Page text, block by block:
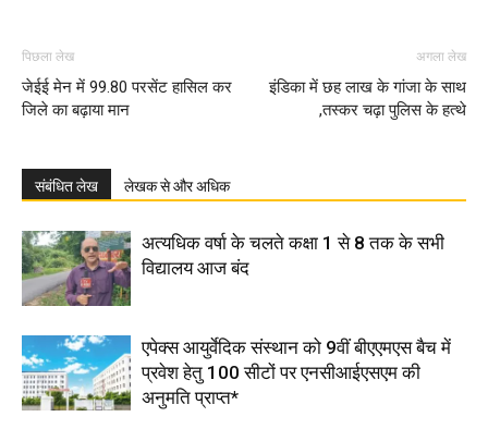
पिछला लेख
जेईई मेन में 99.80 परसेंट हासिल कर
जिले का बढ़ाया मान
अगला लेख
इंडिका में छह लाख के गांजा के साथ
,तस्कर चढ़ा पुलिस के हत्थे
संबंधित लेख लेखक से और अधिक
अत्यधिक वर्षा के चलते कक्षा 1 से 8 तक के सभी
विद्यालय आज बंद
एपेक्स आयुर्वेदिक संस्थान को 9वीं बीएएमएस बैच में
प्रवेश हेतु 100 सीटों पर एनसीआईएसएम की
अनुमति प्राप्त*